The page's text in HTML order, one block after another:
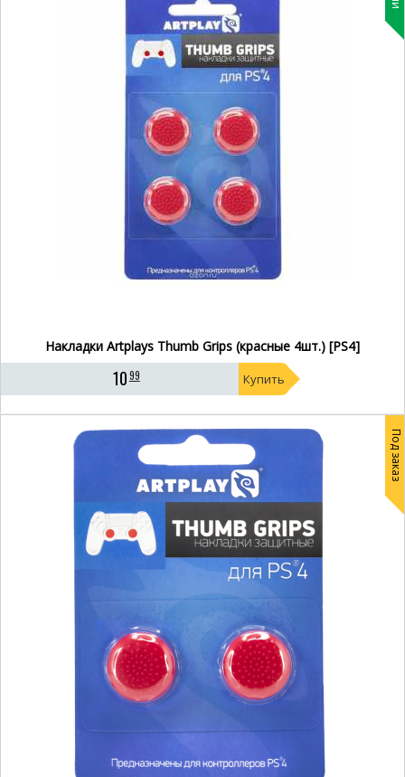
Накладки Artplays Thumb Grips (красные 4шт.) [PS4]
1099 Купить
Под заказ